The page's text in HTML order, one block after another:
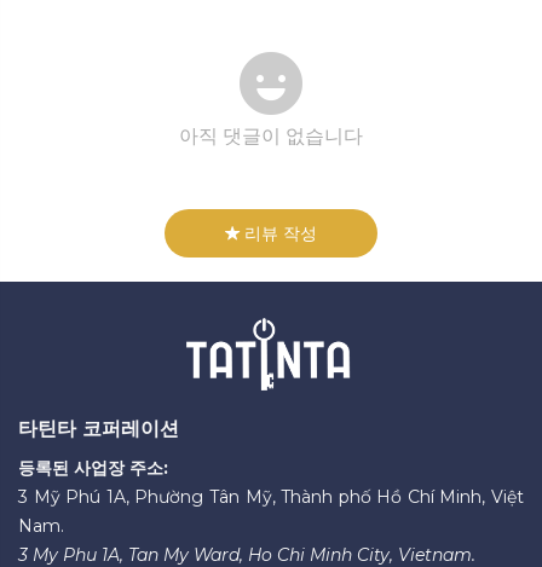
아직 댓글이 없습니다
리뷰 작성
타틴타 코퍼레이션
등록된 사업장 주소:
3 Mỹ Phú 1A, Phường Tân Mỹ, Thành phố Hồ Chí Minh, Việt
Nam.
3 My Phu 1A, Tan My Ward, Ho Chi Minh City, Vietnam.